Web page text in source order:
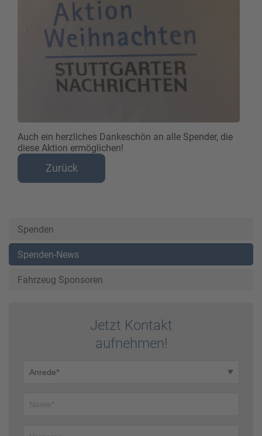
Auch ein herzliches Dankeschön an alle Spender, die
diese Aktion ermöglichen!
Zurück
Spenden
Spenden-News
Fahrzeug Sponsoren
Jetzt Kontakt
auf­nehmen!